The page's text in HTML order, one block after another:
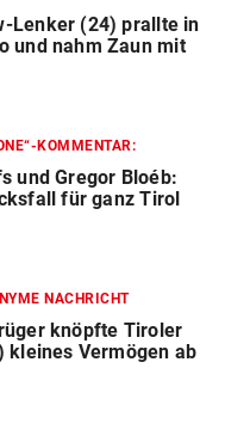
Lenker (24) prallte in
und nahm Zaun mit
KOMMENTAR:
und Gregor Bloéb:
für ganz Tirol
NACHRICHT
knöpfte Tiroler
kleines Vermögen ab